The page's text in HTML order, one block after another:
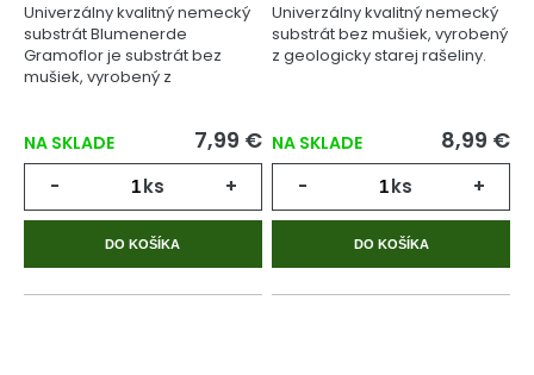
Univerzálny kvalitný nemecký
substrát Blumenerde
Gramoflor je substrát bez
mušiek, vyrobený z
NA SKLADE 7,99 €
- ks +
DO KOŠÍKA
Univerzálny kvalitný nemecký
substrát bez mušiek, vyrobený
z geologicky starej rašeliny.
NA SKLADE 8,99 €
- ks +
DO KOŠÍKA